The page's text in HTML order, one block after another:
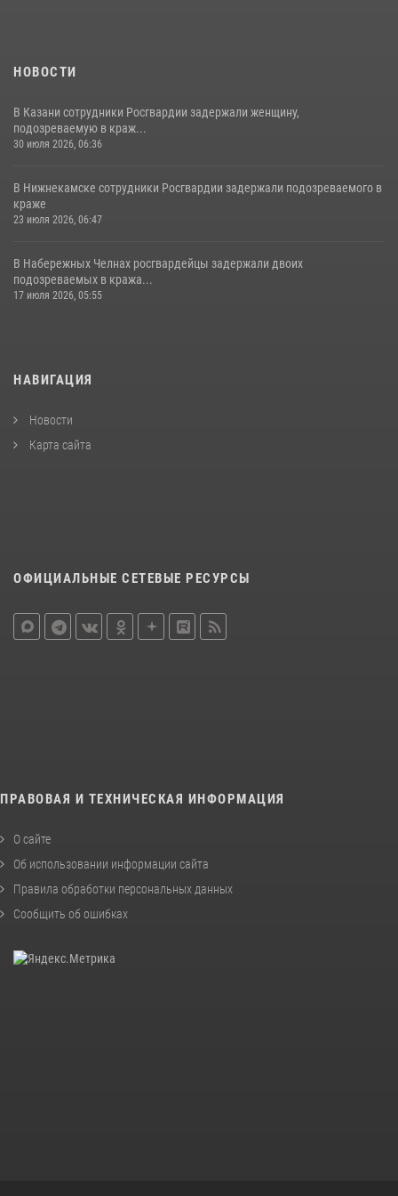
НОВОСТИ
В Казани сотрудники Росгвардии задержали женщину,
подозреваемую в краж...
30 июля 2026, 06:36
В Нижнекамске сотрудники Росгвардии задержали подозреваемого в
краже
23 июля 2026, 06:47
В Набережных Челнах росгвардейцы задержали двоих
подозреваемых в кража...
17 июля 2026, 05:55
НАВИГАЦИЯ
Новости
Карта сайта
ОФИЦИАЛЬНЫЕ СЕТЕВЫЕ РЕСУРСЫ
ПРАВОВАЯ И ТЕХНИЧЕСКАЯ ИНФОРМАЦИЯ
О сайте
Об использовании информации сайта
Правила обработки персональных данных
Сообщить об ошибках